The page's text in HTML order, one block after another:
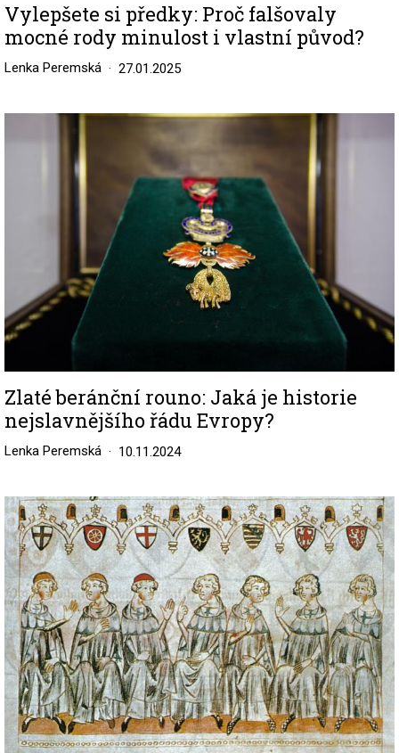
Vylepšete si předky: Proč falšovaly
mocné rody minulost i vlastní původ?
Lenka Peremská 27.01.2025
Zlaté beránční rouno: Jaká je historie
nejslavnějšího řádu Evropy?
Lenka Peremská 10.11.2024
Image